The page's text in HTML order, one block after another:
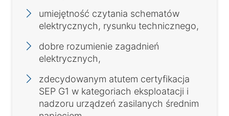
umiejętność czytania schematów
elektrycznych, rysunku technicznego,
dobre rozumienie zagadnień
elektrycznych,
zdecydowanym atutem certyfikacja
SEP G1 w kategoriach eksploatacji i
nadzoru urządzeń zasilanych średnim